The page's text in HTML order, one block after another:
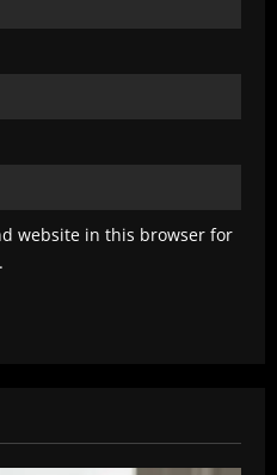
website in this browser for